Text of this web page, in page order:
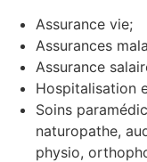
Assurance vie;
Assurances
Assurance
Hospitalisation
Soins
naturopathe,
physio,